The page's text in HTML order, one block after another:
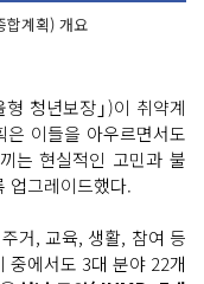
합계획) 개요
청년보장｣)이 취약계
이들을 아우르면서도
는 현실적인 고민과 불
업그레이드했다.
거, 교육, 생활, 참여 등
중에서도 3대 분야 22개